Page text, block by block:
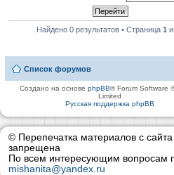
Найдено 0 результатов • Страница1
Список форумов
Создано на основеphpBB® Forum Software
Limited
Русская поддержка phpBB
© Перепечатка материалов с сайта
запрещена
По всем интересующим вопросам
mishanita@yandex.ru